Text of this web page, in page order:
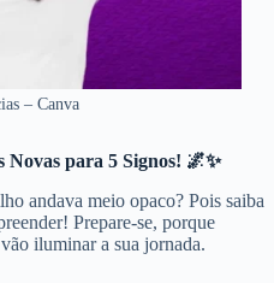
– Canva
Novas para 5 Signos! 🌌✨
andava meio opaco? Pois saiba
Prepare-se, porque
iluminar a sua jornada.